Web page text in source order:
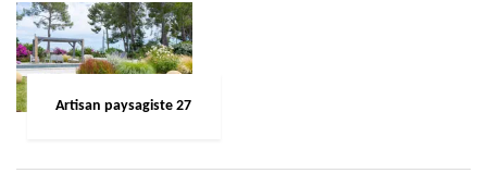
Artisan paysagiste 27